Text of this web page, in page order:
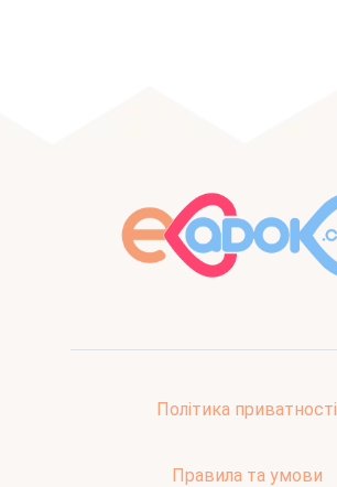
Політика приватності
Правила та умови